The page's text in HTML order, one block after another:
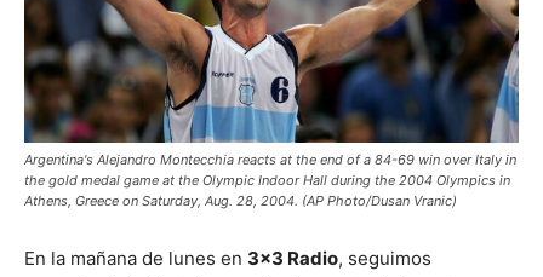
Argentina's Alejandro Montecchia reacts at the end of a 84-69 win over Italy in
the gold medal game at the Olympic Indoor Hall during the 2004 Olympics in
Athens, Greece on Saturday, Aug. 28, 2004. (AP Photo/Dusan Vranic)
En la mañana de lunes en 3×3 Radio, seguimos